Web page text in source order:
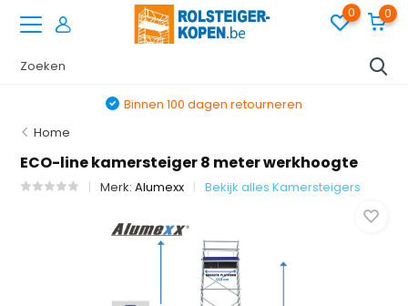
0 0
Binnen 100 dagen retourneren
Home
ECO-line kamersteiger 8 meter werkhoogte
Merk:Alumexx Bekijk alles Kamersteigers